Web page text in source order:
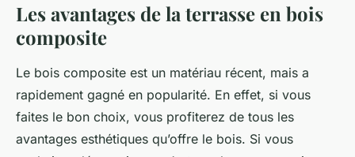
Les avantages de la terrasse en bois
composite
Le bois composite est un matériau récent, mais a
rapidement gagné en popularité. En effet, si vous
faites le bon choix, vous profiterez de tous les
avantages esthétiques qu’offre le bois. Si vous